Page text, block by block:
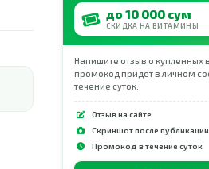
до 10 000 сум
СКИДКА НА ВИТАМИНЫ
Напишите отзыв о купленных
промокод придёт в личном
течение суток.
Отзыв на сайте
Скриншот после публикации
Промокод в течение суток